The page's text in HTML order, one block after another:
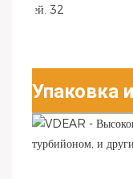
Упаковка